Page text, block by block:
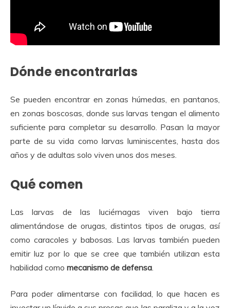
Dónde encontrarlas
Se pueden encontrar en zonas húmedas, en pantanos,
en zonas boscosas, donde sus larvas tengan el alimento
suficiente para completar su desarrollo. Pasan la mayor
parte de su vida como larvas luminiscentes, hasta dos
años y de adultas solo viven unos dos meses.
Qué comen
Las larvas de las luciérnagas viven bajo tierra
alimentándose de orugas, distintos tipos de orugas, así
como caracoles y babosas. Las larvas también pueden
emitir luz por lo que se cree que también utilizan esta
habilidad como mecanismo de defensa.
Para poder alimentarse con facilidad, lo que hacen es